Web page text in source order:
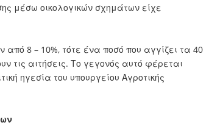
μέσω οικολογικών σχημάτων είχε
από 8 – 10%, τότε ένα ποσό που αγγίζει τα 40
τις αιτήσεις. Το γεγονός αυτό φέρεται
ηγεσία του υπουργείου Αγροτικής